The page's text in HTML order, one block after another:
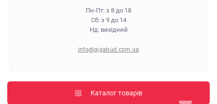
Гарантія та повернення
Політика конфіденційності
Пн-Пт: з 8 до 18
Сб: з 9 до 14
Нд: вихідний
info@gigabud.com.ua
Каталог товарів